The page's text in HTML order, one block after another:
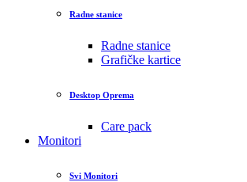
Radne stanice
Radne stanice
Grafičke kartice
Desktop Oprema
Care pack
Monitori
Svi Monitori